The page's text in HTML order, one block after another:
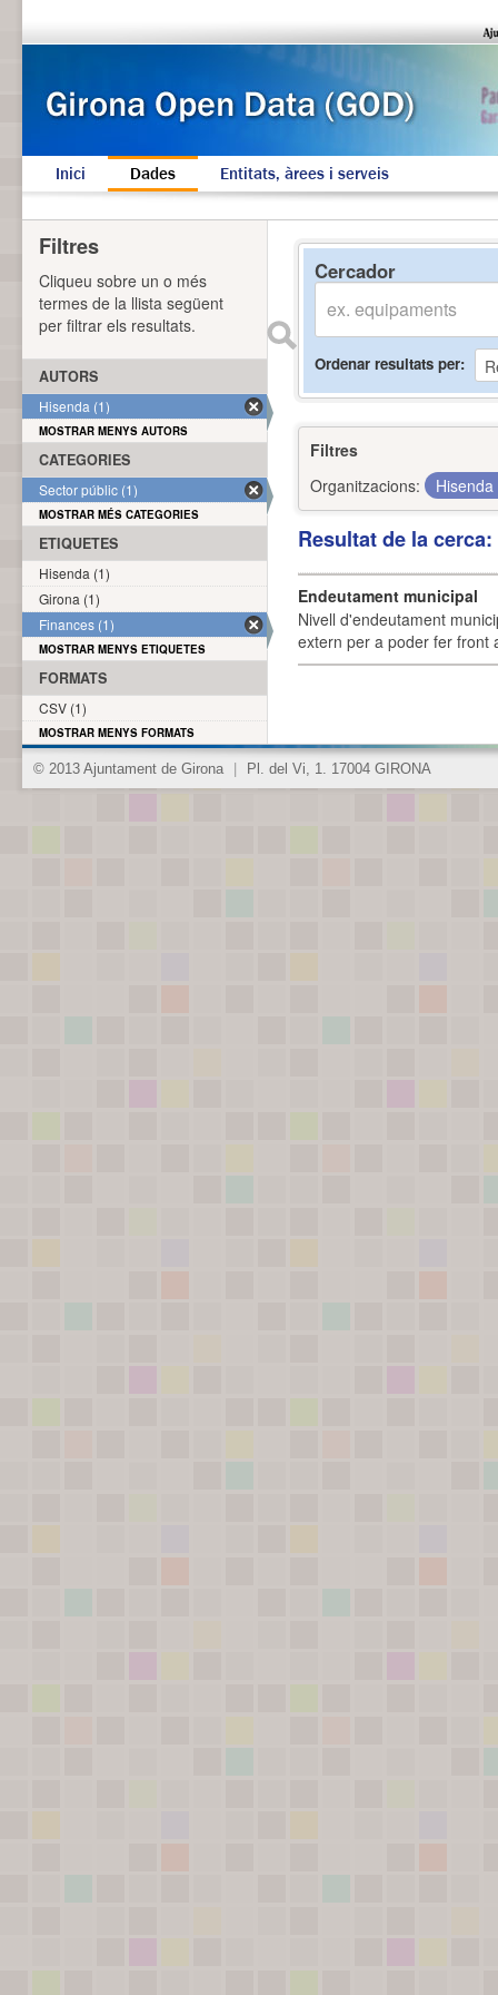
Inici Dades Entitats, àrees i serveis
Cercador
Ordenar resultats per
Filtres
Organitzacions:
Hisenda
Resultat de la
Endeutament municipal
Nivell d'endeutament
extern per a poder fer front
Filtres
Cliqueu sobre un o més
termes de la llista següent
per filtrar els resultats.
AUTORS
Hisenda (1)
MOSTRAR MENYS AUTORS
CATEGORIES
Sector públic (1)
MOSTRAR MÉS CATEGORIES
ETIQUETES
Hisenda (1)
Girona (1)
Finances (1)
MOSTRAR MENYS ETIQUETES
FORMATS
CSV (1)
MOSTRAR MENYS FORMATS
© 2013 Ajuntament de Girona Pl. del Vi, 1. 17004 GIRONA